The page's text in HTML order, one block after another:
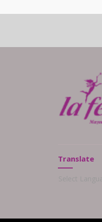
Translate